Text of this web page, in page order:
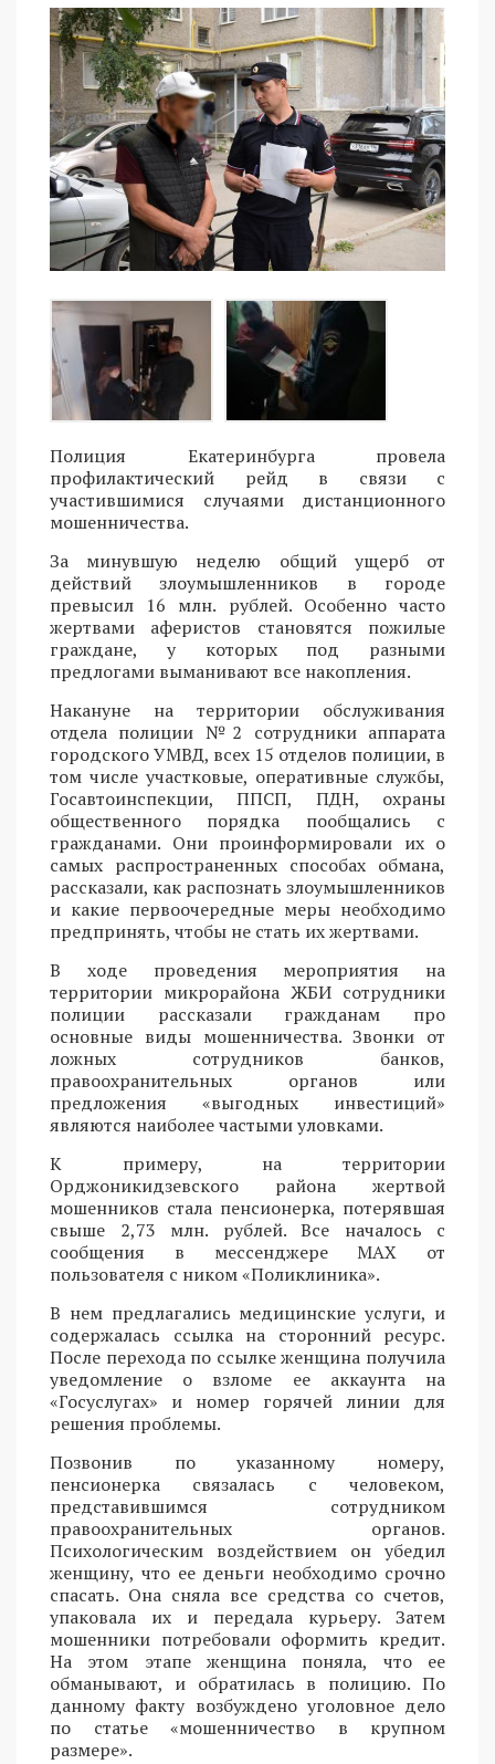
Полиция Екатеринбурга провела
профилактический рейд в связи с
участившимися случаями дистанционного
мошенничества.
За минувшую неделю общий ущерб от
действий злоумышленников в городе
превысил 16 млн. рублей. Особенно часто
жертвами аферистов становятся пожилые
граждане, у которых под разными
предлогами выманивают все накопления.
Накануне на территории обслуживания
отдела полиции №2 сотрудники аппарата
городского УМВД, всех 15 отделов полиции, в
том числе участковые, оперативные службы,
Госавтоинспекции, ППСП, ПДН, охраны
общественного порядка пообщались с
гражданами. Они проинформировали их о
самых распространенных способах обмана,
рассказали, как распознать злоумышленников
и какие первоочередные меры необходимо
предпринять, чтобы не стать их жертвами.
В ходе проведения мероприятия на
территории микрорайона ЖБИ сотрудники
полиции рассказали гражданам про
основные виды мошенничества. Звонки от
ложных сотрудников банков,
правоохранительных органов или
предложения «выгодных инвестиций»
являются наиболее частыми уловками.
К примеру, на территории
Орджоникидзевского района жертвой
мошенников стала пенсионерка, потерявшая
свыше 2,73 млн. рублей. Все началось с
сообщения в мессенджере MAX от
пользователя с ником «Поликлиника».
В нем предлагались медицинские услуги, и
содержалась ссылка на сторонний ресурс.
После перехода по ссылке женщина получила
уведомление о взломе ее аккаунта на
«Госуслугах» и номер горячей линии для
решения проблемы.
Позвонив по указанному номеру,
пенсионерка связалась с человеком,
представившимся сотрудником
правоохранительных органов.
Психологическим воздействием он убедил
женщину, что ее деньги необходимо срочно
спасать. Она сняла все средства со счетов,
упаковала их и передала курьеру. Затем
мошенники потребовали оформить кредит.
На этом этапе женщина поняла, что ее
обманывают, и обратилась в полицию. По
данному факту возбуждено уголовное дело
по статье «мошенничество в крупном
размере».